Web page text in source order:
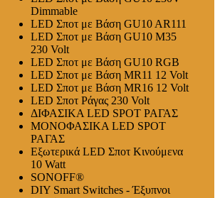
Dimmable
LED Σποτ με Βάση GU10 AR111
LED Σποτ με Βάση GU10 M35
230 Volt
LED Σποτ με Βάση GU10 RGB
LED Σποτ με Βάση MR11 12 Volt
LED Σποτ με Βάση MR16 12 Volt
LED Σποτ Ράγας 230 Volt
ΔΙΦΑΣΙΚΑ LED SPOT ΡΑΓΑΣ
ΜΟΝΟΦΑΣΙΚΑ LED SPOT
ΡΑΓΑΣ
Εξωτερικά LED Σποτ Κινούμενα
10 Watt
SONOFF®
DIY Smart Switches - Έξυπνοι